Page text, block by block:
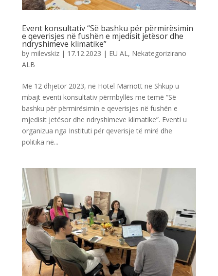
Event konsultativ “Së bashku për përmirësimin
e qeverisjes në fushën e mjedisit jetësor dhe
ndryshimeve klimatike”
by milevskiz| 17.12.2023 | EU AL, Nekategorizirano
ALB
Më 12 dhjetor 2023, në Hotel Marriott në Shkup u
mbajt eventi konsultativ përmbyllës me temë “Së
bashku për përmirësimin e qeverisjes në fushën e
mjedisit jetësor dhe ndryshimeve klimatike”. Eventi u
organizua nga Instituti për qeverisje të mirë dhe
politika në...